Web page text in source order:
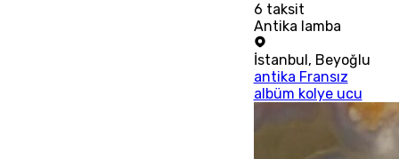
6 taksit
Antika lamba
İstanbul , Beyoğlu
antika Fransız
albüm kolye ucu